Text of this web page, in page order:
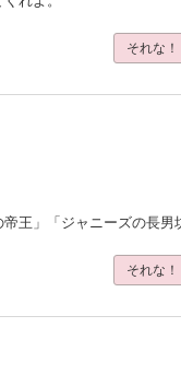
それな！
王」「ジャニーズの長男
それな！